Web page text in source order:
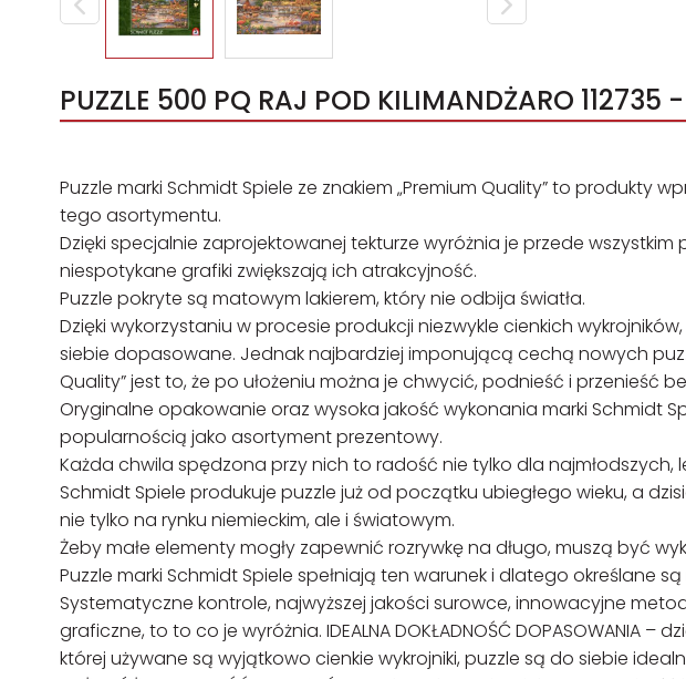
PUZZLE 500 PQ RAJ POD KILIMANDŻARO 112735
Puzzle marki Schmidt Spiele ze znakiem „Premium Quality” to produkty
tego asortymentu.
Dzięki specjalnie zaprojektowanej tekturze wyróżnia je przede
niespotykane grafiki zwiększają ich atrakcyjność.
Puzzle pokryte są matowym lakierem, który nie odbija światła.
Dzięki wykorzystaniu w procesie produkcji niezwykle cienkich
siebie dopasowane. Jednak najbardziej imponującą cechą nowych
Quality” jest to, że po ułożeniu można je chwycić, podnieść i przenieść
Oryginalne opakowanie oraz wysoka jakość wykonania marki Schmidt
popularnością jako asortyment prezentowy.
Każda chwila spędzona przy nich to radość nie tylko dla najmłodszych,
Schmidt Spiele produkuje puzzle już od początku ubiegłego wieku, a
nie tylko na rynku niemieckim, ale i światowym.
Żeby małe elementy mogły zapewnić rozrywkę na długo, muszą być
Puzzle marki Schmidt Spiele spełniają ten warunek i dlatego określane
Systematyczne kontrole, najwyższej jakości surowce, innowacyjne
graficzne, to to co je wyróżnia. IDEALNA DOKŁADNOŚĆ DOPASOWANIA
której używane są wyjątkowo cienkie wykrojniki, puzzle są do siebie